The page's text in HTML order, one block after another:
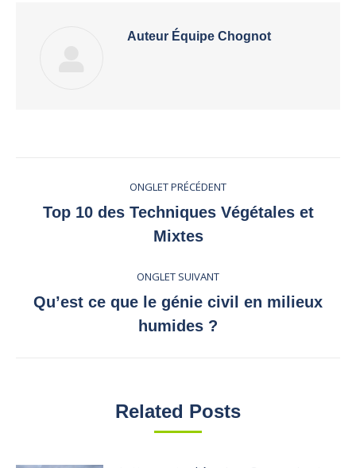
Auteur Équipe Chognot
de
commentaire
ONGLET PRÉCÉDENT
Onglet
précédent
Top 10 des Techniques Végétales et
Mixtes
ONGLET SUIVANT
Onglet
suivant
Qu’est ce que le génie civil en milieux
humides ?
Related Posts